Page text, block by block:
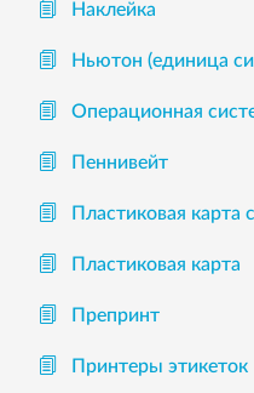
Наклейка
Ньютон (единица
Операционная
Пеннивейт
Пластиковая карта
Пластиковая карта
Препринт
Принтеры этикеток